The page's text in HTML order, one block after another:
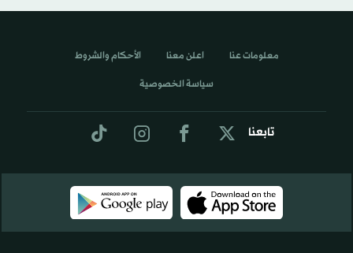
تابعنا
معلومات عنا اعلن معنا الأحكام والشروط
سياسة الخصوصية